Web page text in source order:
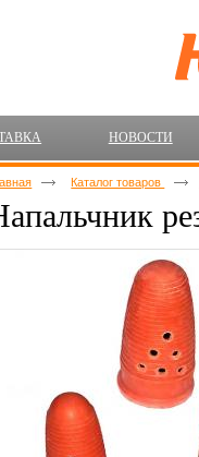
НОВОСТИ
Каталог товаров